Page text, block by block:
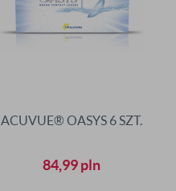
ACUVUE® OASYS 6 SZT.
84,99pln